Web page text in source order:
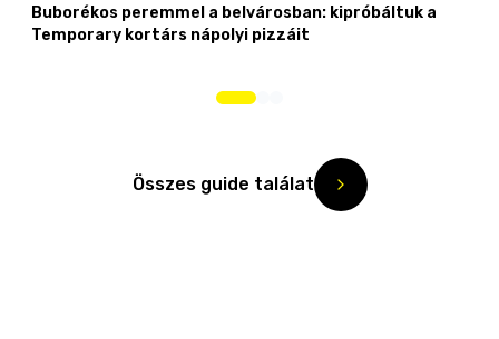
Buborékos peremmel a belvárosban: kipróbáltuk a
Temporary kortárs nápolyi pizzáit
Összes guide találat